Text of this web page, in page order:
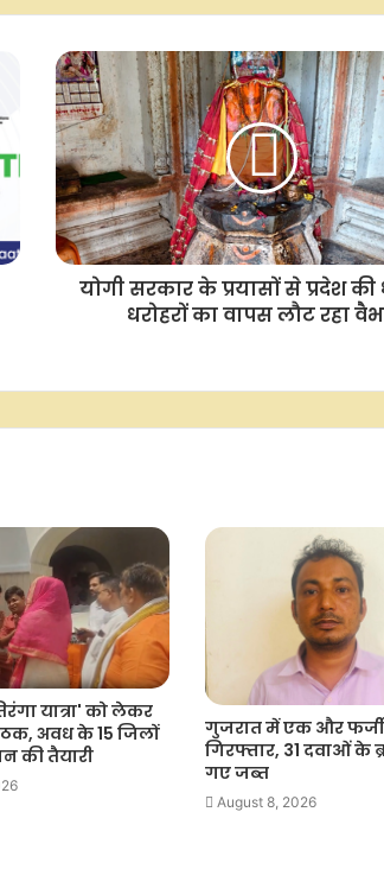
2027 के चुनाव में सपा के साथ
अखिलेश यादव बनेंगे मुख्यमंत्री:
कुशवाहा
नई दिल्ली में पीएम मोदी से
योगी, भाजपा अध्यक्ष नितिन
मुलाकात
सीबीआई ने रिश्वत के मामले में
के अधिकारी को किया गिरफ्तार
भाजपा को घेरा, कहा- देश के
रांची : परीक्षा में गड़बड़ियों के
एबीवीपी का प्रदर्शन,
चेतावनी
ई-20 पेट्रोल से इंजन-मेंटेनेंस में
दिक्कत, आम लोगों पर पड़ेगा
संतोष सलूजा
मेरठ: ‘अग्नि-5 मिसाइल‘ की
बढ़ाया सावन का जोश, ‘हर हर
साथ गूंजे ‘भारत माता की जय’ के
योगी सरकार के प्रयासों से प्रदेश की
धरोहरों का वापस लौट रहा
यात्रा' को लेकर
अवध के 15 जिलों
की तैयारी
गुजरात में एक और फर्जी
गिरफ्तार, 31 दवाओं के
गए जब्त
August 8, 2026